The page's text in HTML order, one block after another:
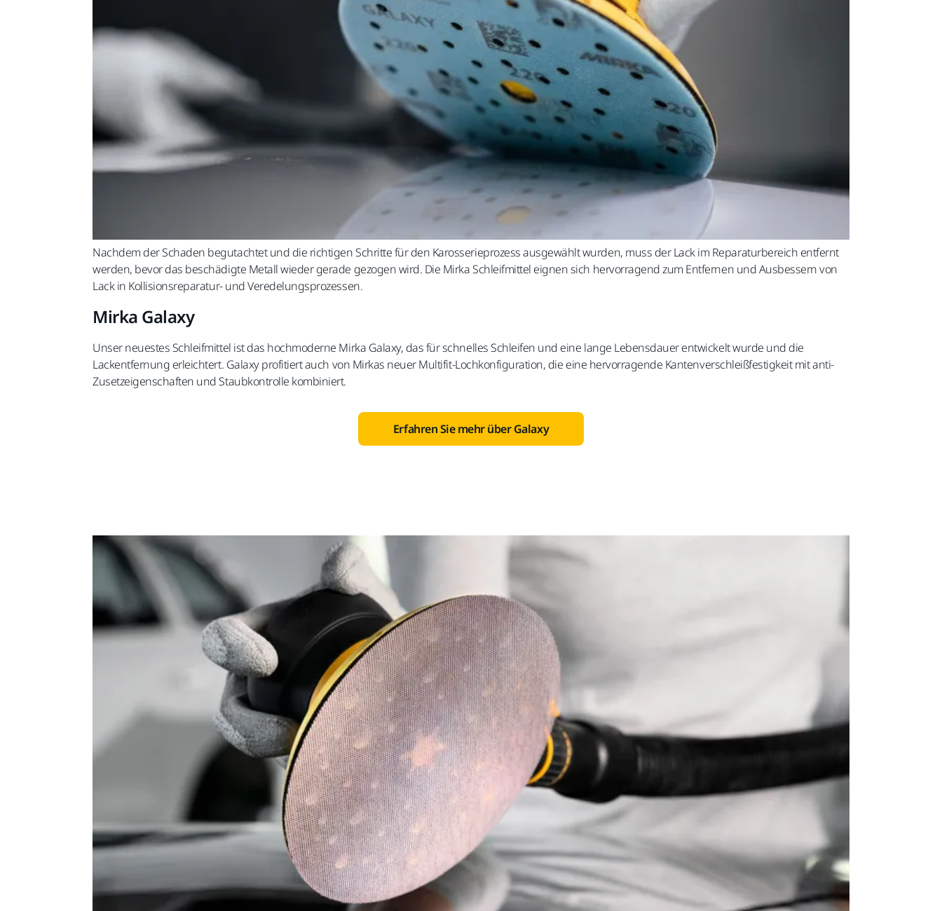
Nachdem der Schaden begutachtet und die richtigen Schritte für den Karosserieprozess ausgewählt wurden, muss der Lack im Reparaturbereich entfernt
werden, bevor das beschädigte Metall wieder gerade gezogen wird. Die Mirka Schleifmittel eignen sich hervorragend zum Entfernen und Ausbessern von
Lack in Kollisionsreparatur- und Veredelungsprozessen.
Mirka Galaxy
Unser neuestes Schleifmittel ist das hochmoderne Mirka Galaxy, das für schnelles Schleifen und eine lange Lebensdauer entwickelt wurde und die
Lackentfernung erleichtert. Galaxy profitiert auch von Mirkas neuer Multifit-Lochkonfiguration, die eine hervorragende Kantenverschleißfestigkeit mit anti-
Zusetzeigenschaften und Staubkontrolle kombiniert.
Erfahren Sie mehr über Galaxy